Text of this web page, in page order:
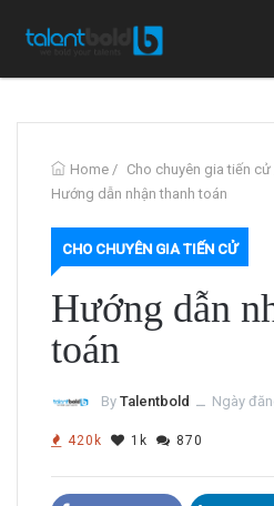
Home / Cho chuyên gia tiến cử
Hướng dẫn nhận thanh toán
CHO CHUYÊN GIA TIẾN CỬ
Hướng dẫn
toán
By Talentbold ــ Ngày
420k 1k 870